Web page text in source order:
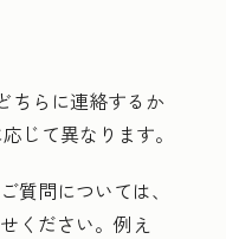
ちらに連絡するか
じて異なります。
質問については、
ください。例え